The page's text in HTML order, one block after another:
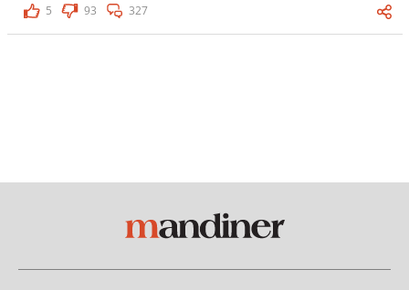
5
93 327